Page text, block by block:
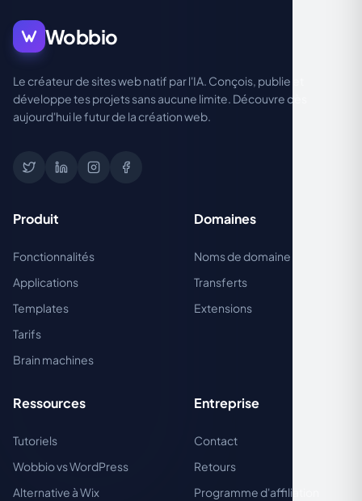
Wobbio
Le créateur de sites web natif par l'IA. Conçois, publie et
développe tes projets sans aucune limite. Découvre dès
aujourd'hui le futur de la création web.
Produit
Fonctionnalités
Applications
Templates
Tarifs
Brain machines
Domaines
Noms de domaine
Transferts
Extensions
Ressources
Tutoriels
Wobbio vs WordPress
Alternative à Wix
Entreprise
Contact
Retours
Programme d'affiliation